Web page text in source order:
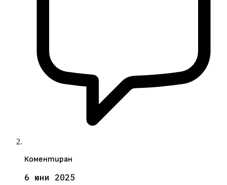
Коментиран
6 юни 2025